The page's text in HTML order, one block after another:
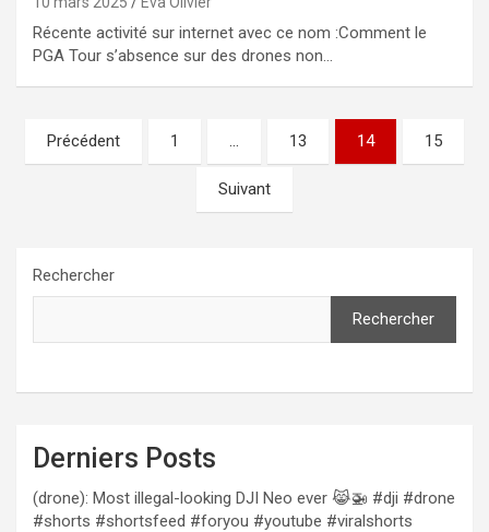
Récente activité sur internet avec ce nom :Comment le
PGA Tour s’absence sur des drones non…
Pagination
des
Précédent 1 … 13 14 15
Suivant
Rechercher
Rechercher
Derniers Posts
(drone): Most illegal-looking DJI Neo ever 😹🚁 #dji #drone
#shorts #shortsfeed #foryou #youtube #viralshorts